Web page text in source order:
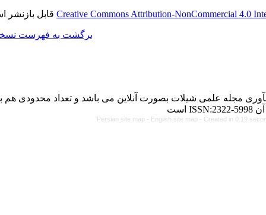
Creative Commonsقابل بازنشر است.
برگشت به فهرست نسخه ها
آنلاین می باشد و تعداد محدودی هم به چاپ می رساند. شماره
Persian site map -